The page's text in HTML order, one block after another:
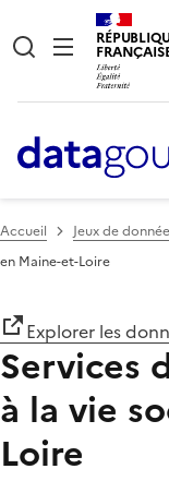
Accueil Jeux de
en Maine-et-Loire
Explorer les
Services
à la vie
Loire